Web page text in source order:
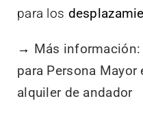
para los
→ Más
para Persona Mayor
alquiler de andador